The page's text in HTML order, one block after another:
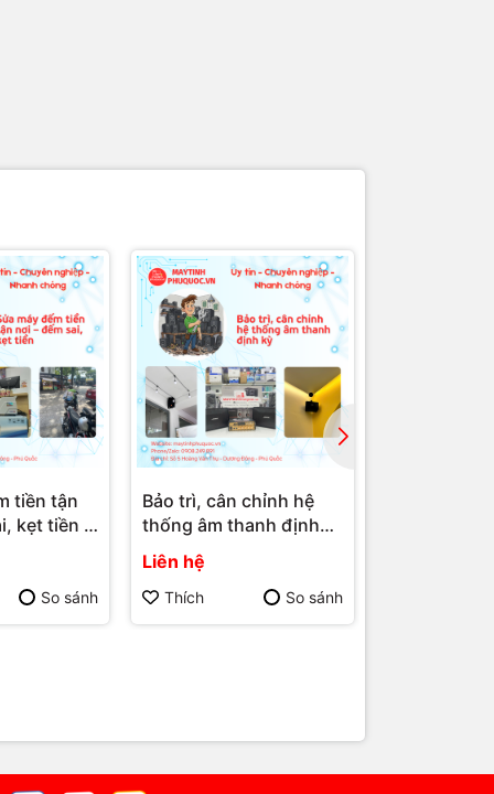
tiền tận
kẹt tiền –
Nhận
| Máy
| Vi Tính
So sánh
Bảo trì, cân chỉnh hệ
thống âm thanh định
kỳ – Dịch Vụ Sửa Giao
Nhận Tận Nơi Phú Quốc
| Máy Tính Phú Quốc |
Vi Tính Hải Đăng
Liên hệ
Thích So sánh